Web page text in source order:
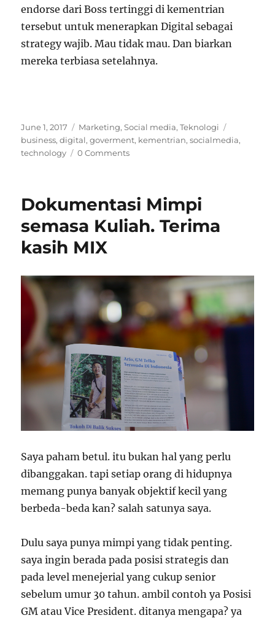
endorse dari Boss tertinggi di kementrian
tersebut untuk menerapkan Digital sebagai
strategy wajib. Mau tidak mau. Dan biarkan
mereka terbiasa setelahnya.
Posted
on
June 1, 2017 Categories
Marketing,Social media,Teknologi
business,digital,goverment, kementrian,socialmedia,
technology
0 Comments
Dokumentasi Mimpi
semasa Kuliah. Terima
kasih MIX
Saya paham betul. itu bukan hal yang perlu
dibanggakan. tapi setiap orang di hidupnya
memang punya banyak objektif kecil yang
berbeda-beda kan? salah satunya saya.
Dulu saya punya mimpi yang tidak penting.
saya ingin berada pada posisi strategis dan
pada level menejerial yang cukup senior
sebelum umur 30 tahun. ambil contoh ya Posisi
GM atau Vice President. ditanya mengapa? ya